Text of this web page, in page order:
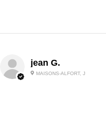
jean G.
MAISONS-ALFORT, J